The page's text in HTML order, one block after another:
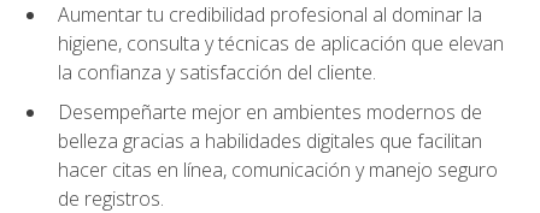
Aumentar tu credibilidad profesional al dominar la
higiene, consulta y técnicas de aplicación que elevan
la confianza y satisfacción del cliente.
Desempeñarte mejor en ambientes modernos de
belleza gracias a habilidades digitales que facilitan
hacer citas en línea, comunicación y manejo seguro
de registros.